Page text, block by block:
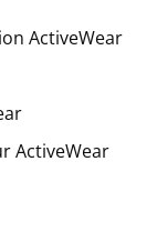
ActiveWear
ActiveWear